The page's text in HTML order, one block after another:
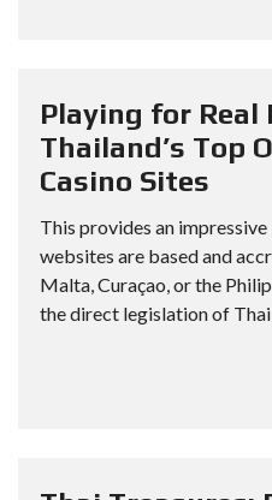
Playing for Real
Thailand’s Top
Casino Sites
This provides an
websites are based and
Malta, Curaçao, or the
the direct legislation of